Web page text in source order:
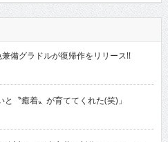
〝癒着〟が育ててくれた(笑)」
対！」が合言葉の新作イメージDVD